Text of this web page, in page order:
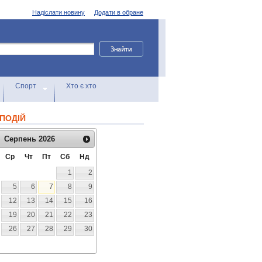
Додати в обране
Надіслати новину
Спорт Хто є хто
Серпень 2026
Ср Чт Пт Сб
Нд
1
2
5 6 7 8
9
12 13 14 15
16
19 20 21 22
23
26 27 28 29
30